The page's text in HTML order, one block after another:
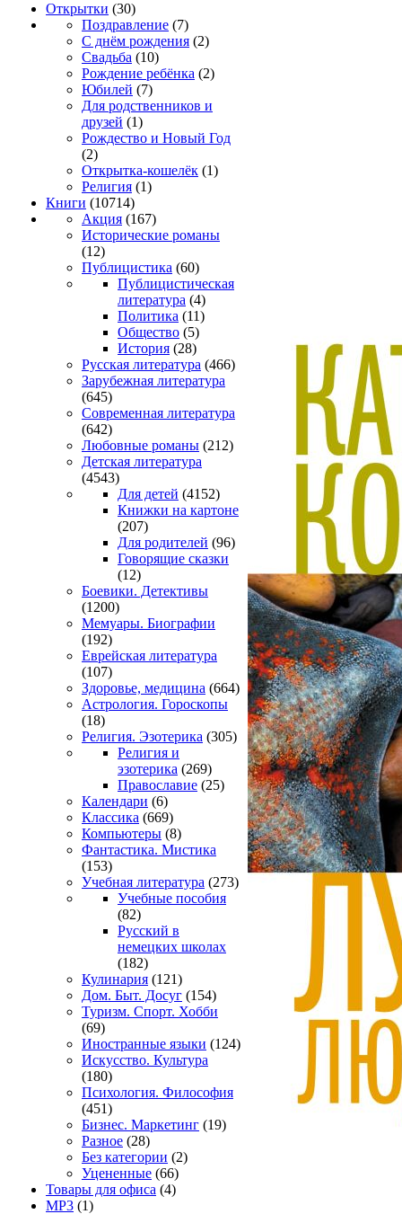
Открытки (30)
Поздравление (7)
С днём рождения (2)
Свадьба (10)
Рождение ребёнка (2)
Юбилей (7)
Для родственников и
друзей (1)
Рождество и Новый Год
(2)
Открытка-кошелёк (1)
Религия (1)
Книги (10714)
Акция (167)
Исторические романы
(12)
Публицистика (60)
Публицистическая
литература (4)
Политика (11)
Общество (5)
История (28)
Русская литература (466)
Зарубежная литература
(645)
Современная литература
(642)
Любовные романы (212)
Детская литература
(4543)
Для детей (4152)
Книжки на картоне
(207)
Для родителей (96)
Говорящие сказки
(12)
Боевики. Детективы
(1200)
Мемуары. Биографии
(192)
Еврейская литература
(107)
Здоровье, медицина (664)
Астрология. Гороскопы
(18)
Религия. Эзотерика (305)
Религия и
эзотерика (269)
Православие (25)
Календари (6)
Классика (669)
Компьютеры (8)
Фантастика. Мистика
(153)
Учебная литература (273)
Учебные пособия
(82)
Русский в
немецких школах
(182)
Кулинария (121)
Дом. Быт. Досуг (154)
Туризм. Спорт. Хобби
(69)
Иностранные языки (124)
Искусство. Культура
(180)
Психология. Философия
(451)
Бизнес. Маркетинг (19)
Разное (28)
Без категории (2)
Уцененные (66)
Товары для офиса (4)
MP3 (1)